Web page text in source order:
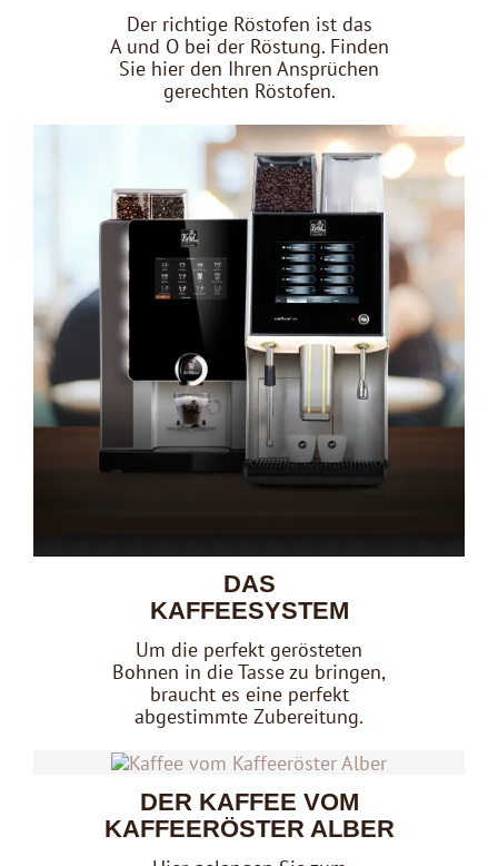
Der richtige Röstofen ist das
A und O bei der Röstung. Finden
Sie hier den Ihren Ansprüchen
gerechten Röstofen.
DAS
KAFFEESYSTEM
Um die perfekt gerösteten
Bohnen in die Tasse zu bringen,
braucht es eine perfekt
abgestimmte Zubereitung.
DER KAFFEE VOM
KAFFEERÖSTER ALBER